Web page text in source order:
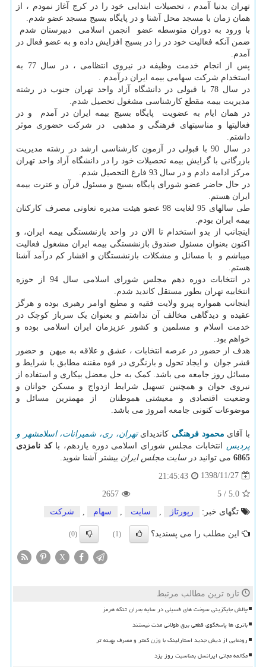
تهران بدنیا آمدم ، تحصیلات ابتدایی خود را در کرج آغاز نمودم ، از
همان زمان با مسجد محل آشنا و در پایگاه بسیج مسجد عضو شدم.
با ورود به دوران متوسطه عضو انجمن اسلامی دبیرستان شدم
ضمن آنکه فعالیت خود در را در بسیج افزایش داده و به عضو فعال در
آمدم.
پس از انجام خدمت وظیفه در نیروی انتظامی ، در سال 77 به
استخدام شرکت سهامی بیمه ایران درآمدم .
در سال 78 با قبولی در دانشگاه آزاد واحد تهران جنوب در رشته
مدیریت بیمه مقطع کارشناسی مشغول تحصیل شدم.
در همان ایام به عضویت پایگاه بسیج بیمه ایران در آمدم و در
فعالیتها و مناسبتهای فرهنگی و مذهبی در شرکت حضوری موثر
داشتم.
در سال 90 با قبولی در آزمون کارشناسی ارشد در رشته مدیریت
بازرگانی با گرایش بیمه تحصیلات خود را در دانشگاه آزاد واحد تهران
مرکز ادامه دادم و در سال 93 فارغ التحصیل شدم.
در حال حاضر عضو شورای پایگاه بسیج و مسئول قرآن و عترت بیمه
ایران هستم.
طی سالهای 95 لغایت 98 عضو هیئت مدیره تعاونی مصرف کارکنان
بیمه ایران بودم.
اینجانب از بدو استخدام تا الان در واحد بازنشستگی بیمه ایران، و
اکنون بعنوان مسئول صندوق بازنشستگی بیمه ایران مشغول فعالیت
میباشم و با مسائل و مشکلات بازنشستگان و اقشار کم درآمد آشنا
هستم.
در انتخابات دوره دهم مجلس شورای اسلامی سال 94 از حوزه
انتخابیه تهران بطور مستقل کاندید شدم.
اینجانب همواره پیرو ولایت فقیه و مطیع اوامر رهبری بوده و هرگز
عقیده و دیدگاهی مخالف آن نداشتم و بعنوان یک سرباز کوچک در
خدمت اسلام و مسلمین و کشور عزیزمان ایران اسلامی بوده و
خواهم بود.
هدف از حضور در عرصه انتخابات ، عشق و علاقه به میهن و حضور
قشر جوان و ایجاد تحول و بازنگری در قوه مقننه مطابق با شرایط و
مسائل روز جامعه می باشد. کمک به حل معضل بیکاری و استفاده از
نیروی جوان و همچنین تسهیل شرایط ازدواج و مسکن جوانان و
وضعیت اقتصادی و معیشتی هموطنان از مهمترین مسائل و
موضوعات کنونی جامعه امروز می باشد.
با آقای محمود فرهنگی کاندیدایتهران، ری، شمیرانات، اسلامشهر و
پردیس انتخابات مجلس شورای اسلامی دوره یازدهم، باکد نامزدی
6865 می توانید در سایت مجلس ایران بیشتر آشنا شوید.
1398/11/27
21:45:43
5.0
/
5
2657
تگهای خبر:
رپورتاژ , سایت , سهام , شركت
این مطلب را می پسندید؟ (1)
(0)
X
تازه ترین مطالب مرتبط
چالش جایگزینی سوخت های فسیلی در سایه بحران تنگه هرمز
باتری ها پاسخگوی قطعی برق طولانی مدت نیستند
رونمایی از دیش جدید استارلینک با وزن کمتر و مصرف بهینه تر
مکالمه مجانی ایرانسل بمناسبت روز یزد